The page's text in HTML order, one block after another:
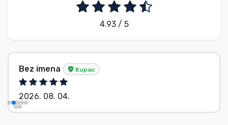
4.93 / 5
Bez imena Kupac
2026. 08. 04.